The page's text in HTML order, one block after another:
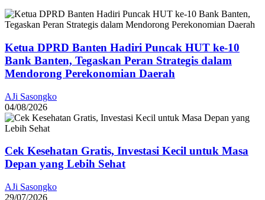
Ketua DPRD Banten Hadiri Puncak HUT ke-10
Bank Banten, Tegaskan Peran Strategis dalam
Mendorong Perekonomian Daerah
AJi Sasongko
04/08/2026
Cek Kesehatan Gratis, Investasi Kecil untuk Masa
Depan yang Lebih Sehat
AJi Sasongko
29/07/2026